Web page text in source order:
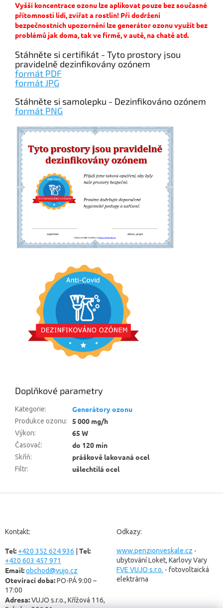
Vyšší koncentrace ozonu lze aplikovat pouze bez současné
přítomnosti lidí, zvířat a rostlin! Při dodržení
bezpečnostních upozornění lze generátor ozonu využít bez
problémů jak doma, tak ve firmě, v autě, na chatě atd.
Stáhněte si certifikát - Tyto prostory jsou
pravidelně dezinfikovány ozónem
formát PDF
formát JPG
Stáhněte si samolepku - Dezinfikováno ozónem
formát PNG
Doplňkové parametry
Kategorie: Generátory ozonu
Produkce ozonu: 5 000 mg/h
Výkon: 65 W
Časovač: do 120 min
Skříň: práškově lakovaná ocel
Filtr: ušlechtilá ocel
Kontakt:
Tel: +420 352 624 936 Tel:
+420 603 457 971
Email:obchod@vujo.cz
Otevírací doba:PO-PÁ 9:00 –
17:00
Adresa:VUJO s.r.o., Křížová 116,
Odkazy:
www.penzionveskale.cz -
ubytování Loket, Karlovy Vary
FVE VUJO s.r.o. - fotovoltaická
elektrárna